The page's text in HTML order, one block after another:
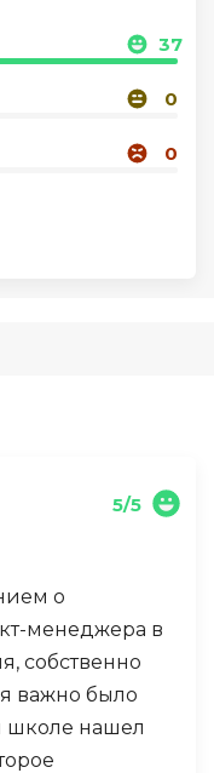
37
0
0
5/5
о
менеджера в
собственно
важно было
школе нашел